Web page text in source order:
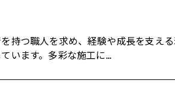
持つ職人を求め、経験や成長を支え
います。多彩な施工に…